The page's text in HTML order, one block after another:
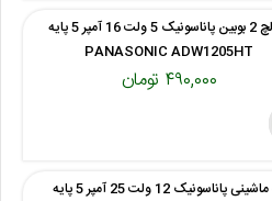
رله لچ 2 بوبین پاناسونیک 5 ولت 16 آمپر 5 پایه
PANASONIC ADW1205HT
۴۹۰,۰۰۰ تومان
رله ماشینی پاناسونیک 12 ولت 25 آمپر 5 پایه